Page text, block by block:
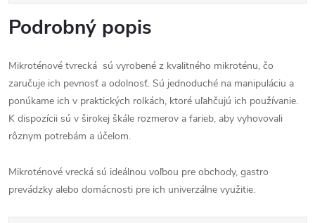
Podrobný popis
Mikroténové tvrecká sú vyrobené z kvalitného mikroténu, čo
zaručuje ich pevnosť a odolnosť. Sú jednoduché na manipuláciu a
ponúkame ich v praktických rolkách, ktoré uľahčujú ich používanie.
K dispozícii sú v širokej škále rozmerov a farieb, aby vyhovovali
rôznym potrebám a účelom.
Mikroténové vrecká sú ideálnou voľbou pre obchody, gastro
prevádzky alebo domácnosti pre ich univerzálne využitie.